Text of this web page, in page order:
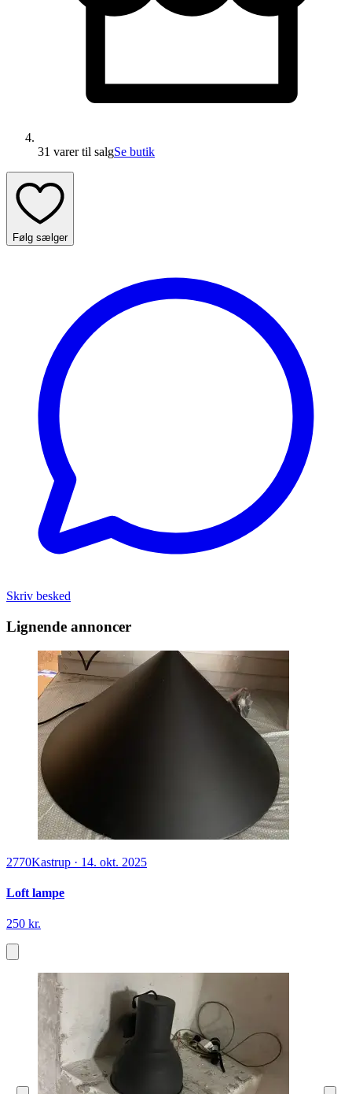
31 varertil salgSe butik
Følg sælger
Skriv besked
Lignende annoncer
2770Kastrup · 14. okt. 2025
Loft lampe
250 kr.